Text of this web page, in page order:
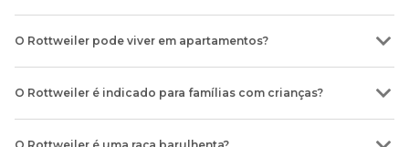
adestramento desde filhote.
No entanto, é essencial que seja feita e socialização adequada entre os
O Rottweiler pode viver em apartamentos?
de umRottweilermesmo em espaços menores. Mas, para isso, você
por exemplo, caminhadas duas vezes ao dia e interagir com mordedores,
bolinhas e outros brinquedos.
O Rottweiler é indicado para famílias com crianças?
desde que socializados corretamente. Além disso, é necessário que as